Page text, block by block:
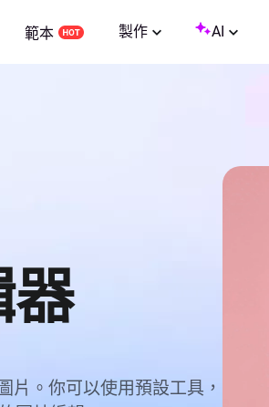
範本 製作 AI
器
片。你可以使用預設工具，